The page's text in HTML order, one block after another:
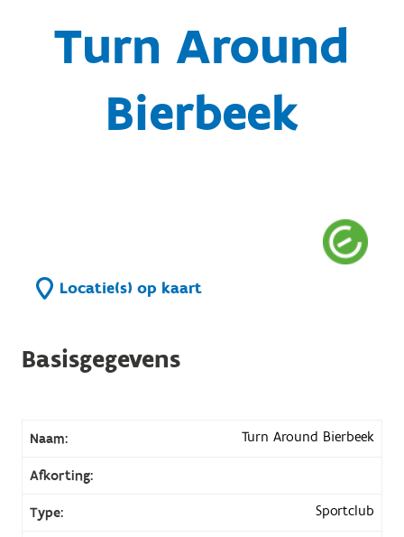
Turn Around
Bierbeek
Locatie(s) op kaart
Basisgegevens
Naam: Turn Around Bierbeek
Afkorting:
Type: Sportclub